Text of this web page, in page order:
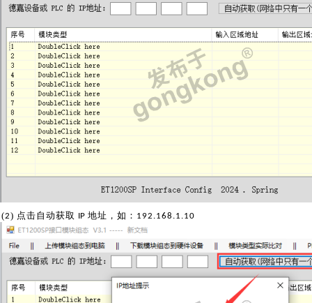
(2) 点击自动获取 IP 地址，如： 192.168.1.10